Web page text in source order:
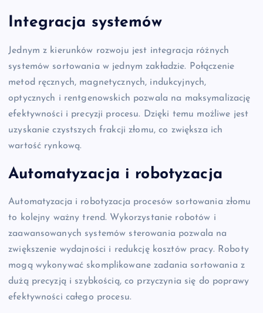
Integracja systemów
Jednym z kierunków rozwoju jest integracja różnych
systemów sortowania w jednym zakładzie. Połączenie
metod ręcznych, magnetycznych, indukcyjnych,
optycznych i rentgenowskich pozwala na maksymalizację
efektywności i precyzji procesu. Dzięki temu możliwe jest
uzyskanie czystszych frakcji złomu, co zwiększa ich
wartość rynkową.
Automatyzacja i robotyzacja
Automatyzacja i robotyzacja procesów sortowania złomu
to kolejny ważny trend. Wykorzystanie robotów i
zaawansowanych systemów sterowania pozwala na
zwiększenie wydajności i redukcję kosztów pracy. Roboty
mogą wykonywać skomplikowane zadania sortowania z
dużą precyzją i szybkością, co przyczynia się do poprawy
efektywności całego procesu.